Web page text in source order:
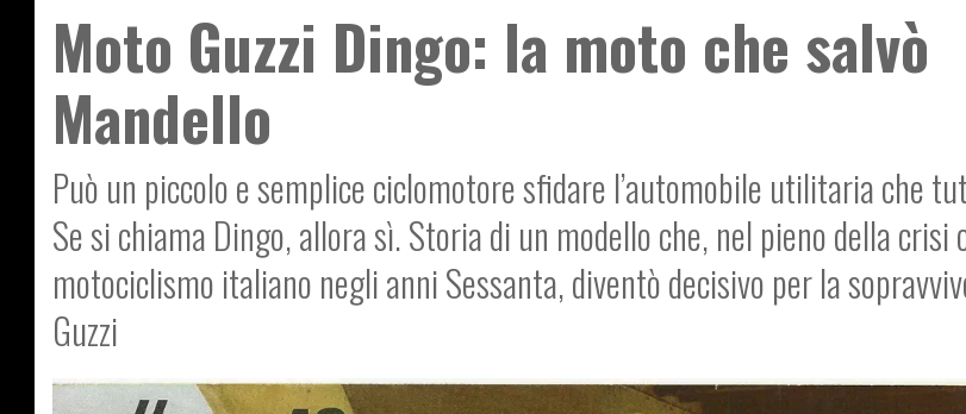
Moto Guzzi Dingo: la moto che salvò
Mandello
Può un piccolo e semplice ciclomotore sfidare l’automobile utilitaria che
Se si chiama Dingo, allora sì. Storia di un modello che, nel pieno della crisi
motociclismo italiano negli anni Sessanta, diventò decisivo per la
Guzzi